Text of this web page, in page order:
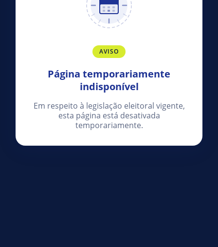
AVISO
Página temporariamente
indisponível
Em respeito à legislação eleitoral vigente,
esta página está desativada
temporariamente.